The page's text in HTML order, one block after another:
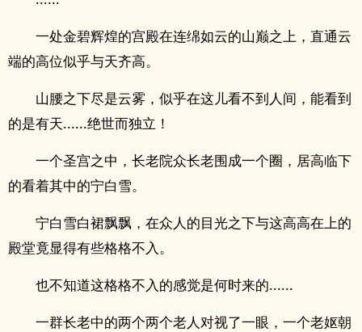
一处金碧辉煌的宫殿在连绵如云的山巅之上，直通云
端的高位似乎与天齐高。
山腰之下尽是云雾，似乎在这儿看不到人间，能看到
的是有天......绝世而独立！
一个圣宫之中，长老院众长老围成一个圈，居高临下
的看着其中的宁白雪。
宁白雪白裙飘飘，在众人的目光之下与这高高在上的
殿堂竟显得有些格格不入。
也不知道这格格不入的感觉是何时来的......
一群长老中的两个两个老人对视了一眼，一个老妪朝